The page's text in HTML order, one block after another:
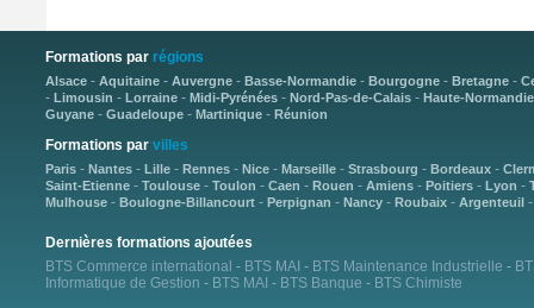
Formations par régions
Alsace- Aquitaine- Auvergne- Basse-Normandie- Bourgogne- Bretagne-
- Limousin - Lorraine- Midi-Pyrénées- Nord-Pas-de-Calais- Haute-Normandie
Guyane- Guadeloupe- Martinique- Réunion
Formations par villes
Paris- Nantes- Lille- Rennes- Nice- Marseille- Strasbourg - Bordeaux-
Saint-Etienne- Toulouse- Toulon - Caen - Rouen - Amiens- Poitiers- Lyon -
Mulhouse- Boulogne-Billancourt- Perpignan - Nancy- Roubaix- Argenteuil
Dernières formations ajoutées
BTS Commerce international - BTS MAI - BTS Maintenance Industrielle -
Informatique de Gestion - BTS MAI - BTS Banque - BTS Chimiste